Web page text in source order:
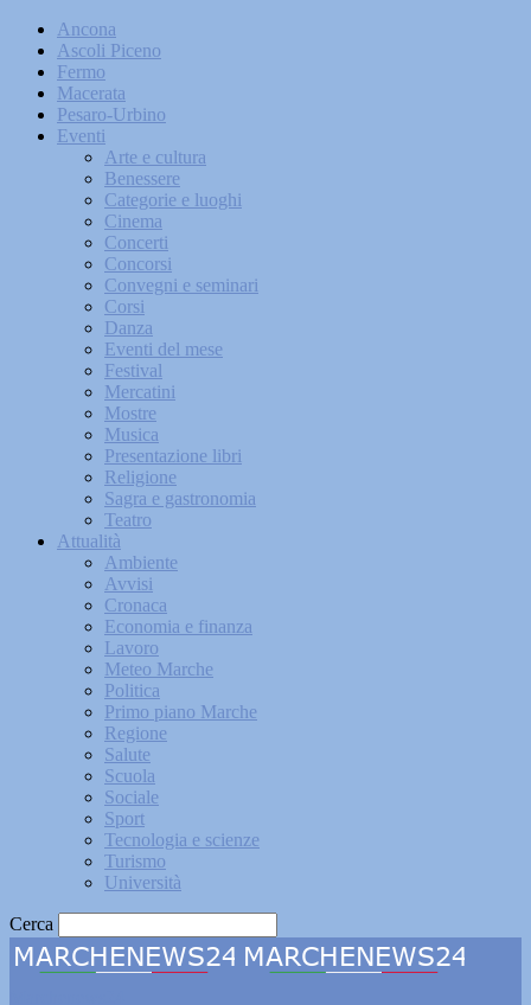
Ancona
Ascoli Piceno
Fermo
Macerata
Pesaro-Urbino
Eventi
Arte e cultura
Benessere
Categorie e luoghi
Cinema
Concerti
Concorsi
Convegni e seminari
Corsi
Danza
Eventi del mese
Festival
Mercatini
Mostre
Musica
Presentazione libri
Religione
Sagra e gastronomia
Teatro
Attualità
Ambiente
Avvisi
Cronaca
Economia e finanza
Lavoro
Meteo Marche
Politica
Primo piano Marche
Regione
Salute
Scuola
Sociale
Sport
Tecnologia e scienze
Turismo
Università
Cerca